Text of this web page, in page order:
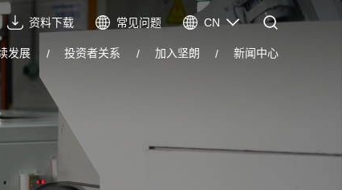
资料下载 常见问题
CN
发展 投资者关系 加入坚朗 新闻中心